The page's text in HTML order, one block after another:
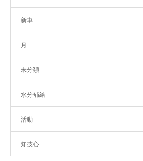
新車
月
未分類
水分補給
活動
知技心